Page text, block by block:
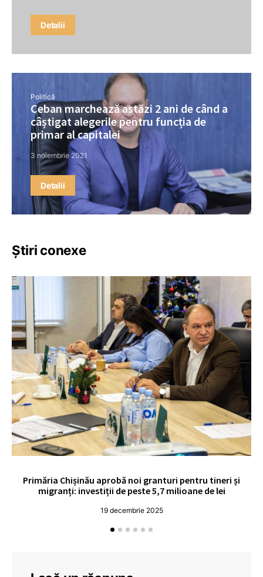
Detalii
Politică
Ceban marchează astăzi 2 ani de când a
câștigat alegerile pentru funcția de
primar al capitalei
3 noiembrie 2021
Detalii
Știri conexe
Primăria Chișinău aprobă noi granturi pentru tineri și
migranți: investiții de peste 5,7 milioane de lei
19 decembrie 2025